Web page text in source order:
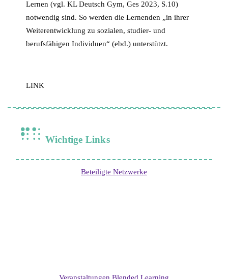
Lernen (vgl. KL Deutsch Gym, Ges 2023, S.10)
notwendig sind. So werden die Lernenden „in ihrer
Weiterentwicklung zu sozialen, studier- und
berufsfähigen Individuen“ (ebd.) unterstützt.
LINK
Wichtige Links
Beteiligte Netzwerke